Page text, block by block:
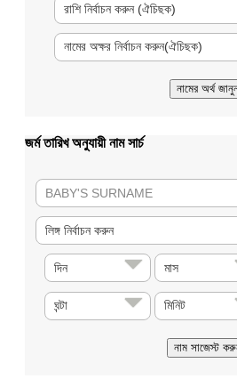
জর্ম তারিখ অনুযায়ী নাম সার্চ